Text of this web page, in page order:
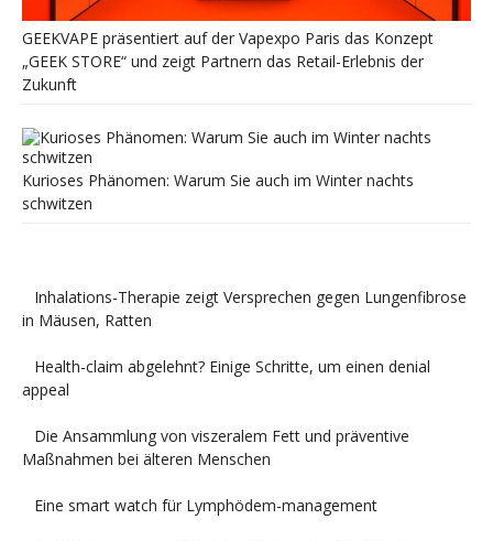
GEEKVAPE präsentiert auf der Vapexpo Paris das Konzept
„GEEK STORE“ und zeigt Partnern das Retail-Erlebnis der
Zukunft
Kurioses Phänomen: Warum Sie auch im Winter nachts
schwitzen
Inhalations-Therapie zeigt Versprechen gegen Lungenfibrose
in Mäusen, Ratten
Health-claim abgelehnt? Einige Schritte, um einen denial
appeal
Die Ansammlung von viszeralem Fett und präventive
Maßnahmen bei älteren Menschen
Eine smart watch für Lymphödem-management